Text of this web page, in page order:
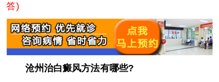
答)
沧州治白癜风方法有哪些?